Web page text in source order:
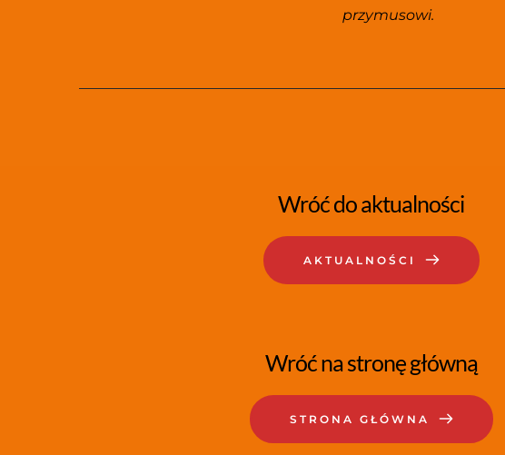
przymusowi.
Wróć do aktualności
AKTUALNOŚCI
Wróć na stronę główną
STRONA GŁÓWNA